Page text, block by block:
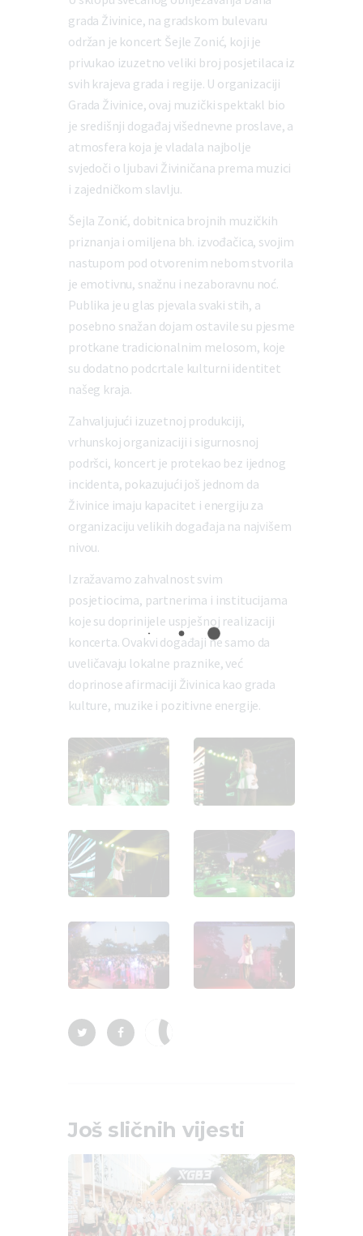
grada Živinice, na gradskom bulevaru
održan je koncert Šejle Zonić, koji je
privukao izuzetno veliki broj posjetilaca iz
svih krajeva grada i regije. U organizaciji
Grada Živinice, ovaj muzički spektakl bio
je središnji događaj višednevne proslave, a
atmosfera koja je vladala najbolje
svjedoči o ljubavi Živiničana prema muzici
i zajedničkom slavlju.
Šejla Zonić, dobitnica brojnih muzičkih
priznanja i omiljena bh. izvođačica, svojim
nastupom pod otvorenim nebom stvorila
je emotivnu, snažnu i nezaboravnu noć.
Publika je u glas pjevala svaki stih, a
posebno snažan dojam ostavile su pjesme
protkane tradicionalnim melosom, koje
su dodatno podcrtale kulturni identitet
našeg kraja.
Zahvaljujući izuzetnoj produkciji,
vrhunskoj organizaciji i sigurnosnoj
podršci, koncert je protekao bez ijednog
incidenta, pokazujući još jednom da
Živinice imaju kapacitet i energiju za
organizaciju velikih događaja na najvišem
nivou.
Izražavamo zahvalnost svim
posjetiocima, partnerima i institucijama
koje su doprinijele uspješnoj realizaciji
koncerta. Ovakvi događaji ne samo da
uveličavaju lokalne praznike, već
doprinose afirmaciji Živinica kao grada
kulture, muzike i pozitivne energije.
Još sličnih vijesti